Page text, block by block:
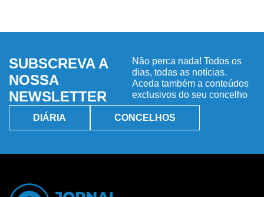
SUBSCREVA A
NOSSA
NEWSLETTER
Não perca nada! Todos os
dias, todas as notícias.
Aceda também a conteúdos
exclusivos do seu concelho
DIÁRIA CONCELHOS